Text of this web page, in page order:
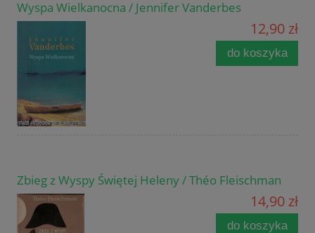
Wyspa Wielkanocna / Jennifer Vanderbes
12,90 zł
do koszyka
Zbieg z Wyspy Świętej Heleny / Théo Fleischman
14,90 zł
do koszyka